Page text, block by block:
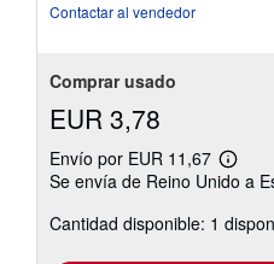
Contactar al vendedor
Comprar usado
EUR 3,78
Envío por EUR 11,67
Más
las
tarifas
Se envía de Reino Unido a
Cantidad disponible: 1